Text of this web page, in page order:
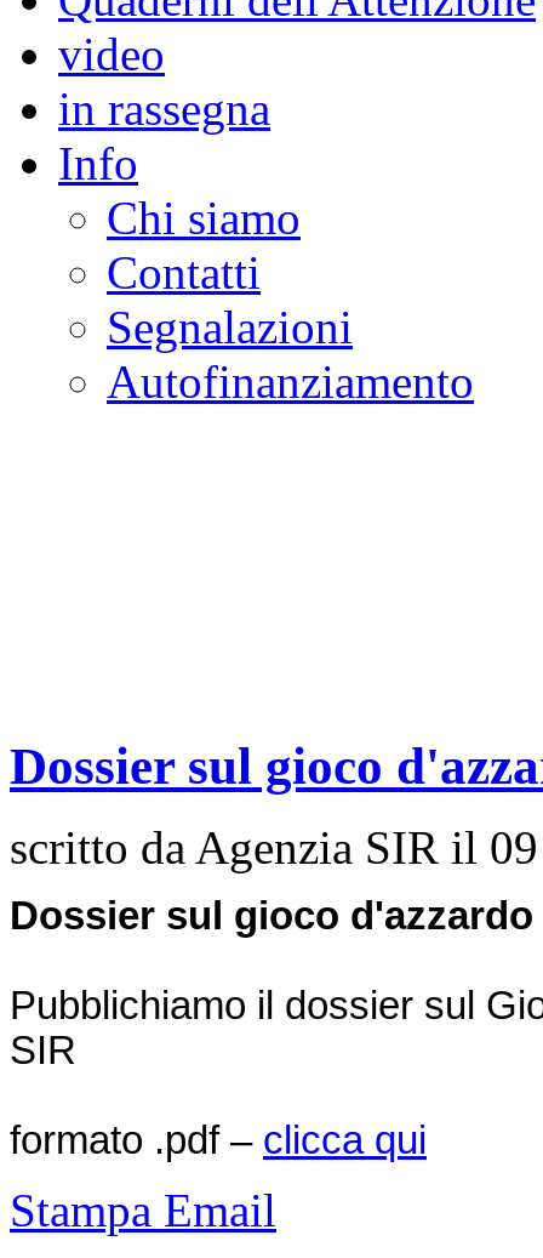
video
in rassegna
Info
Chi siamo
Contatti
Segnalazioni
Autofinanziamento
Dossier sul gioco
scritto da Agenzia SIR il
Dossier sul gioco d'azzardo
Pubblichiamo il dossier sul
SIR
formato .pdf – clicca qui
Stampa Email